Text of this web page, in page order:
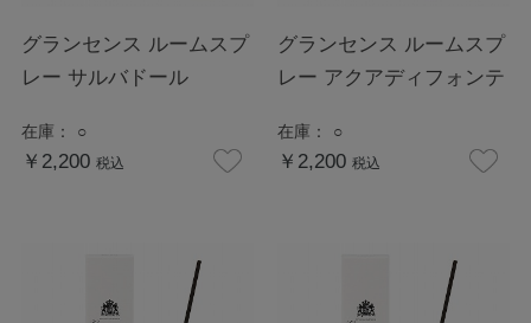
グランセンス ルームスプ
レー サルバドール
在庫： ○
￥2,200 税込
グランセンス ルームスプ
レー アクアディフォンテ
在庫： ○
￥2,200 税込